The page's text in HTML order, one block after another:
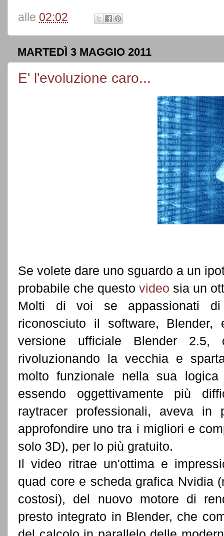
alle 02:02
MARTEDÌ 3 MAGGIO 2011
E' l'evoluzione caro...
Se volete dare uno sguardo a un
probabile che questo video sia un
Molti di voi se appassionati
riconosciuto il software,
versione ufficiale Blender
rivoluzionando la vecchia e
molto funzionale nella sua
essendo oggettivamente più
raytracer professionali, aveva in
approfondire uno tra i migliori e
solo 3D), per lo più gratuito.
Il video ritrae un'ottima e
quad core e scheda grafica Nvidia
costosi), del nuovo motore di
presto integrato in Blender, che